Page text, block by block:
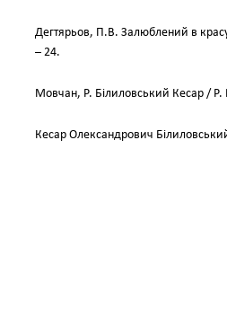
Дегтярьов, П.В. Залюблений в
– 24.
Мовчан, Р. Білиловський Кесар / Р.
Кесар Олександрович